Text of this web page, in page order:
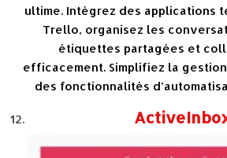
ultime. Intégrez des applications
Trello, organisez les
étiquettes partagées et
efficacement. Simplifiez la
des fonctionnalités